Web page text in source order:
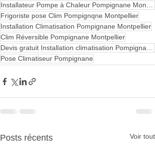
Installateur Pompe à Chaleur Pompignane Montpellier
Frigoriste pose Clim Pompignqne Montpellier
Installation Climatisation Pompignane Montpellier
Clim Réversible Pompignane Montpellier
Devis gratuit Installation climatisation Pompignane Montpellier
Pose Climatiseur Pompignane
Posts récents Voir tout